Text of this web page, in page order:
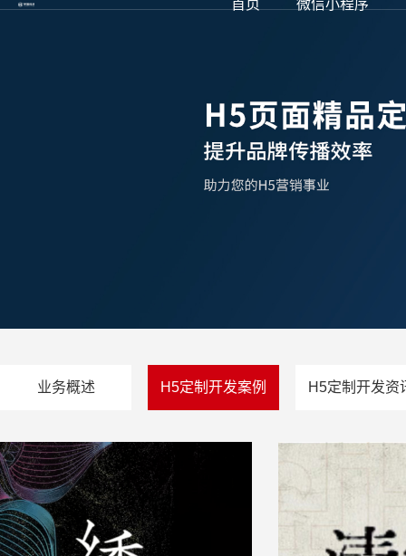
首页 微信小程序
业务概述 H5定制开发案例 H5定制开发资